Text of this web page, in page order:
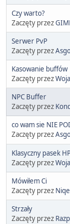
Czy warto?
Zaczęty przez
Serwer PvP
Zaczęty przez
Kasowanie buffów
Zaczęty przez
NPC Buffer
Zaczęty przez
co wam sie NIE
Zaczęty przez
Klasyczny pasek
Zaczęty przez
Mówiłem Ci
Zaczęty przez
Strzały
Zaczęty przez